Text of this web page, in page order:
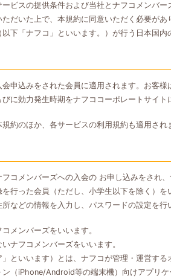
ビスの提供条件および当社とナフコメンバー
だいた上で、本規約に同意いただく必要があ
下「ナフコ」といいます。）が行う日本国
申込みをされた会員に適用されます。お客様
に効力発生時期をナフココーポレートサイ
約のほか、各サービスの利用規約も適用され
コメンバーズへの入会の お申し込みをされ
行った会員（ただし、小学生以下を除く）
などの情報を入力し、パスワードの設定を
メンバーズをいいます。
ナフコメンバーズをいいます。
といいます）とは、ナフコが管理・運営する
（iPhone/Android等の端末機）向けアプリケ